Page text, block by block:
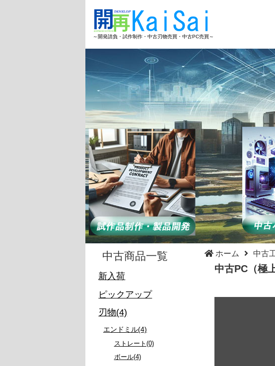
～開発請負・試作制作・中古刃物売買・中古PC売買～
中古商品一覧
新入荷
ピックアップ
刃物(4)
エンドミル(4)
ストレート(0)
ボール(4)
ホーム 中古
中古PC（極